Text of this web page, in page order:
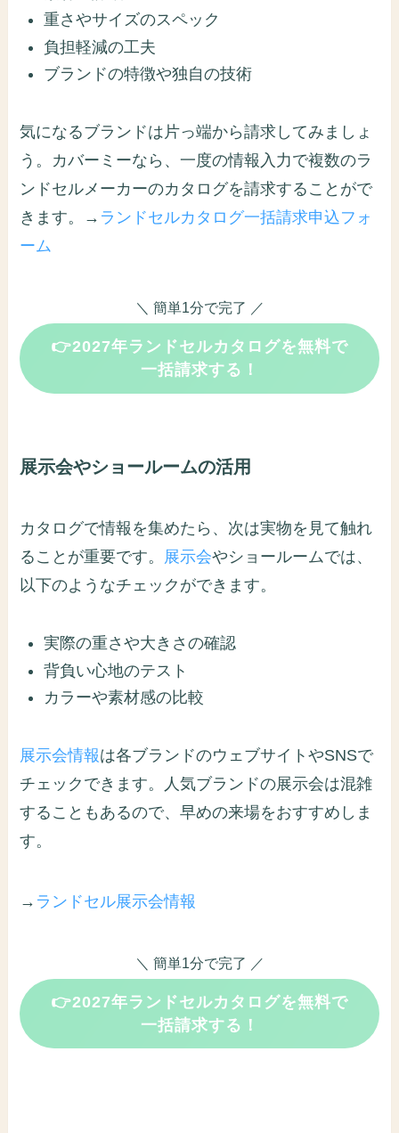
重さやサイズのスペック
負担軽減の工夫
ブランドの特徴や独自の技術
気になるブランドは片っ端から請求してみましょ
う。カバーミーなら、一度の情報入力で複数のラ
ンドセルメーカーのカタログを請求することがで
きます。→ ランドセルカタログ一括請求申込フォ
ーム
＼ 簡単1分で完了 ／
👉2027年ランドセルカタログを無料で
一括請求する！
展示会やショールームの活用
カタログで情報を集めたら、次は実物を見て触れ
ることが重要です。 展示会やショールームでは、
以下のようなチェックができます。
実際の重さや大きさの確認
背負い心地のテスト
カラーや素材感の比較
展示会情報は各ブランドのウェブサイトやSNSで
チェックできます。人気ブランドの展示会は混雑
することもあるので、早めの来場をおすすめしま
す。
→ ランドセル展示会情報
＼ 簡単1分で完了 ／
👉2027年ランドセルカタログを無料で
一括請求する！